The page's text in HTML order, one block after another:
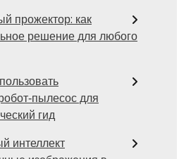
прожектор: как
решение для любого
для
гид
интеллект